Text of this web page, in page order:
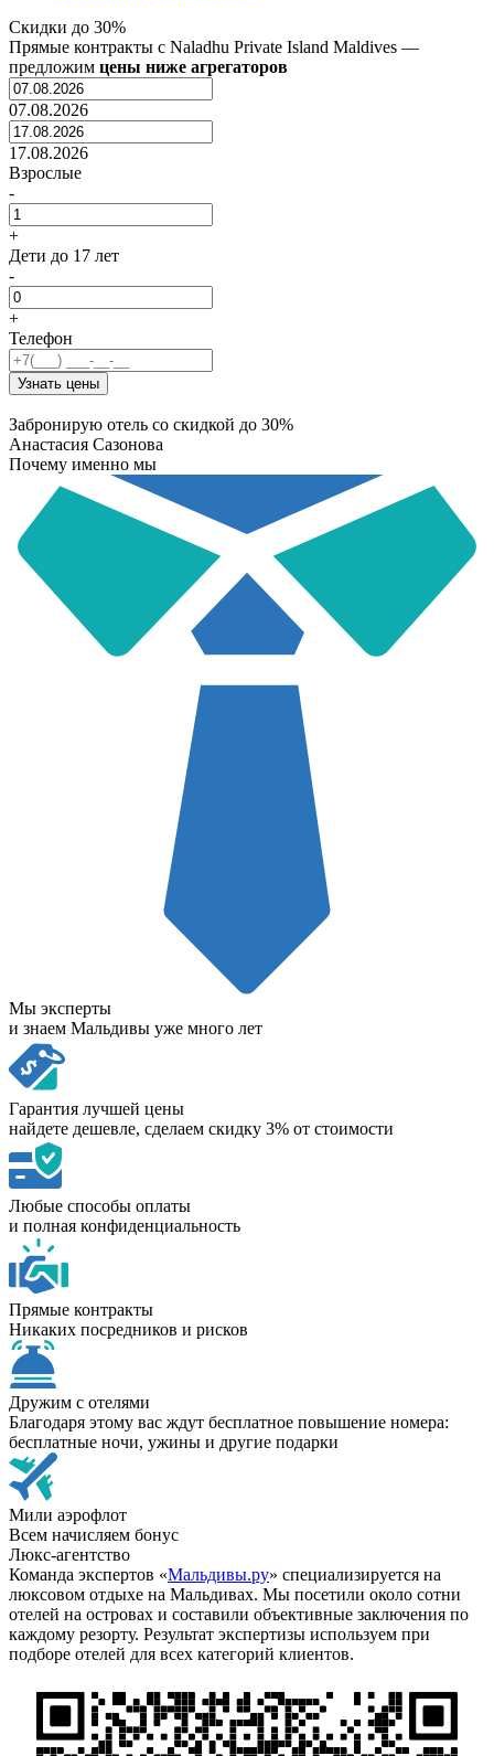
Скидки до 30%
Прямые контракты с Naladhu Private Island Maldives —
предложим цены ниже агрегаторов
07.08.2026
17.08.2026
Взрослые
-
+
Дети до 17 лет
-
+
Телефон
Узнать цены
Забронирую отель со скидкой до 30%
Анастасия Сазонова
Почему именно мы
Мы эксперты
и знаем Мальдивы уже много лет
Гарантия лучшей цены
найдете дешевле, сделаем скидку 3% от стоимости
Любые способы оплаты
и полная конфиденциальность
Прямые контракты
Никаких посредников и рисков
Дружим с отелями
Благодаря этому вас ждут бесплатное повышение номера:
бесплатные ночи, ужины и другие подарки
Мили аэрофлот
Всем начисляем бонус
Люкс-агентство
Команда экспертов «Мальдивы.ру» специализируется на
люксовом отдыхе на Мальдивах. Мы посетили около сотни
отелей на островах и составили объективные заключения по
каждому резорту. Результат экспертизы используем при
подборе отелей для всех категорий клиентов.